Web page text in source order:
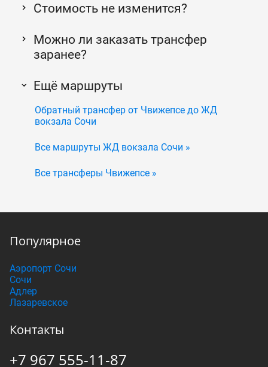
Стоимость не изменится?
Можно ли заказать трансфер
заранее?
Ещё маршруты
Обратный трансфер от Чвижепсе до ЖД
вокзала Сочи
Все маршруты ЖД вокзала Сочи »
Все трансферы Чвижепсе »
Популярное
Аэропорт Сочи
Сочи
Адлер
Лазаревское
Контакты
+7 967 555-11-87